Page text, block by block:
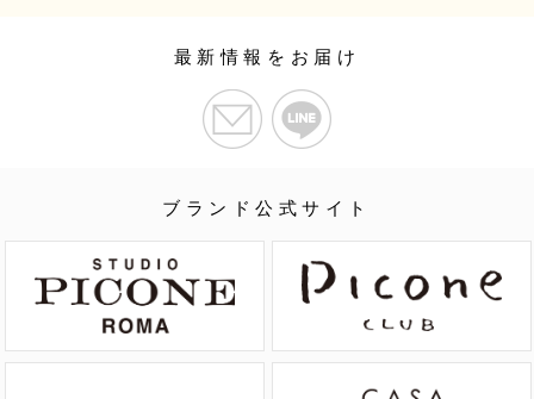
ブランド公式サイト
最新情報をお届け